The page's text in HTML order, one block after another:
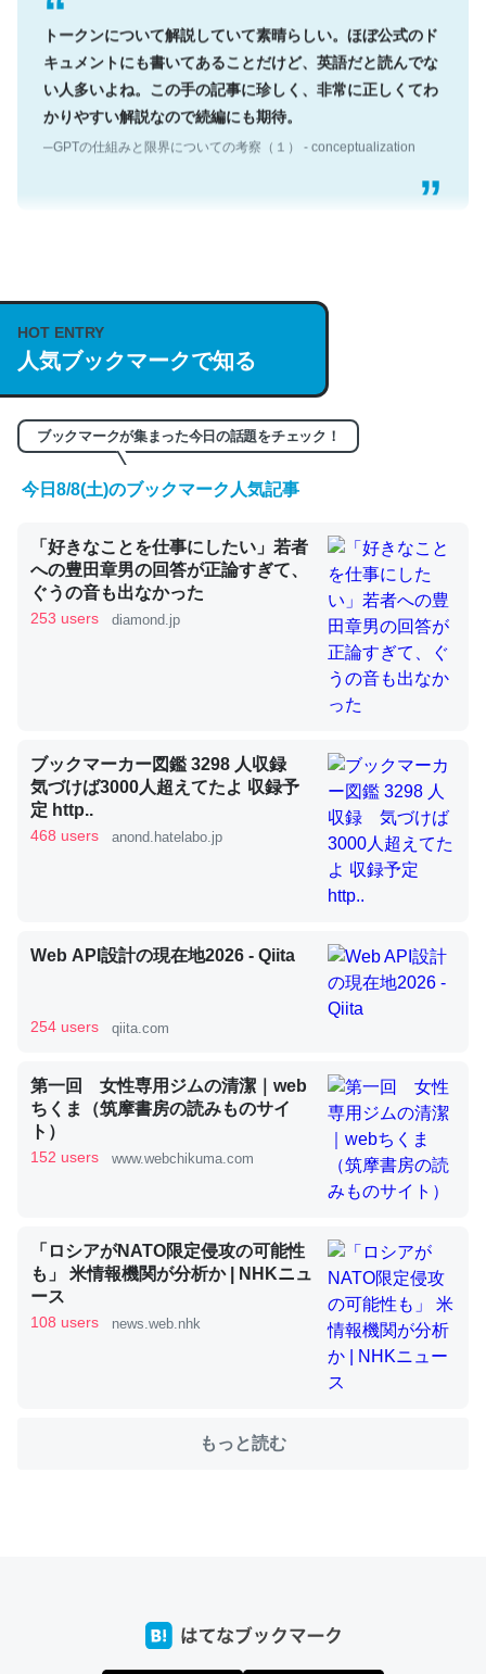
トークンについて解説していて素晴らしい。ほぼ公式のド
キュメントにも書いてあることだけど、英語だと読んでな
い人多いよね。この手の記事に珍しく、非常に正しくてわ
かりやすい解説なので続編にも期待。
─GPTの仕組みと限界についての考察（１） - conceptualization
説してる記事が少ないので貴重な良記事。/続編来た
https://isobe324649.hatenablog.com/entry/2023/03/27
/064121
─GPTの仕組みと限界についての考察（１） - conceptualization
くらい。小説でいう「ずっと前の伏線」は回収されないけ
ど、短期記憶というには多い分量。進化すればするほど分
─GPTの仕組みと限界についての考察（１） - conceptualization
昆虫ってカルシウム少ないのか。知らんかった。調べたら
コオロギのカルシウム分はエビの600分の1程度。
─ニュース :: 【研究発表】昆虫学の大問題＝「昆虫はなぜ海にいな
論文では「淡水はカルシウムも酸素も不足してて両方に不
利だから両方が拮抗してるのでは」とあって面白い。海に
ずキチンを強化してる筈だが、酵素が違うのか？
─ニュース :: 【研究発表】昆虫学の大問題＝「昆虫はなぜ海にいな
いのか」に関する新仮説
これを元に考えるとカルシウムを大量に使う脊椎動物と貝
類は苦労してるんだな…。腹足類だと殻を無くしてナメク
─ニュース :: 【研究発表】昆虫学の大問題＝「昆虫はなぜ海にいな
コミュニケーションが劇的に変化した｜tayorini by LIFULL介護
HOT ENTRY
人気ブックマークで知る
ブックマークが集まった今日の話題をチェック！
今日8/8(土)のブックマーク人気記事
「好きなことを仕事にしたい」若者
への豊田章男の回答が正論すぎて、
ぐうの音も出なかった
253 users diamond.jp
ブックマーカー図鑑 3298 人収録
気づけば3000人超えてたよ 収録予
定 http..
468 users anond.hatelabo.jp
Web API設計の現在地2026 - Qiita
254 users qiita.com
第一回 女性専用ジムの清潔｜web
ちくま（筑摩書房の読みものサイ
ト）
152 users www.webchikuma.com
「ロシアがNATO限定侵攻の可能性
も」 米情報機関が分析か | NHKニュ
ース
108 users news.web.nhk
もっと読む